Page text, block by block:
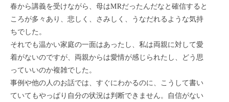
春から講義を受けながら、母はMRだったんだなと確信すると
ころが多々あり、悲しく、さみしく、うなだれるような気持
ちでした。
それでも温かい家庭の一面はあったし、私は両親に対して愛
着がないのですが、両親からは愛情が感じられたし、どう思
っていいのか複雑でした。
事例や他の人のお話では、すぐにわかるのに、こうして書い
ていてもやっぱり自分の状況は判断できません。自信がない